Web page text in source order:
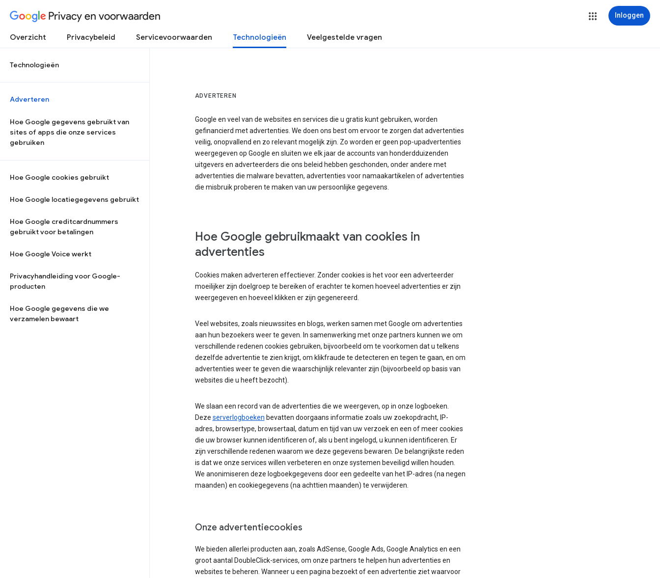
Privacy en voorwaarden Inloggen
Overzicht Privacybeleid Servicevoorwaarden Technologieën Veelgestelde vragen
Technologieën
Adverteren
Hoe Google gegevens gebruikt van
sites of apps die onze services
gebruiken
Hoe Google cookies gebruikt
Hoe Google locatiegegevens gebruikt
Hoe Google creditcardnummers
gebruikt voor betalingen
Hoe Google Voice werkt
Privacyhandleiding voor Google-
producten
Hoe Google gegevens die we
verzamelen bewaart
ADVERTEREN
Google en veel van de websites en services die u gratis kunt gebruiken, worden
gefinancierd met advertenties. We doen ons best om ervoor te zorgen dat advertenties
veilig, onopvallend en zo relevant mogelijk zijn. Zo worden er geen pop-upadvertenties
weergegeven op Google en sluiten we elk jaar de accounts van honderdduizenden
uitgevers en adverteerders die ons beleid hebben geschonden, onder andere met
advertenties die malware bevatten, advertenties voor namaakartikelen of advertenties
die misbruik proberen te maken van uw persoonlijke gegevens.
Hoe Google gebruikmaakt van cookies in
advertenties
Cookies maken adverteren effectiever. Zonder cookies is het voor een adverteerder
moeilijker zijn doelgroep te bereiken of erachter te komen hoeveel advertenties er zijn
weergegeven en hoeveel klikken er zijn gegenereerd.
Veel websites, zoals nieuwssites en blogs, werken samen met Google om advertenties
aan hun bezoekers weer te geven. In samenwerking met onze partners kunnen we om
verschillende redenen cookies gebruiken, bijvoorbeeld om te voorkomen dat u telkens
dezelfde advertentie te zien krijgt, om klikfraude te detecteren en tegen te gaan, en om
advertenties weer te geven die waarschijnlijk relevanter zijn (bijvoorbeeld op basis van
websites die u heeft bezocht).
We slaan een record van de advertenties die we weergeven, op in onze logboeken.
Deze serverlogboeken bevatten doorgaans informatie zoals uw zoekopdracht, IP-
adres, browsertype, browsertaal, datum en tijd van uw verzoek en een of meer cookies
die uw browser kunnen identificeren of, als u bent ingelogd, u kunnen identificeren. Er
zijn verschillende redenen waarom we deze gegevens bewaren. De belangrijkste reden
is dat we onze services willen verbeteren en onze systemen beveiligd willen houden.
We anonimiseren deze logboekgegevens door een gedeelte van het IP-adres (na negen
maanden) en cookiegegevens (na achttien maanden) te verwijderen.
Onze advertentiecookies
We bieden allerlei producten aan, zoals AdSense, Google Ads, Google Analytics en een
groot aantal DoubleClick-services, om onze partners te helpen hun advertenties en
websites te beheren. Wanneer u een pagina bezoekt of een advertentie ziet waarvoor